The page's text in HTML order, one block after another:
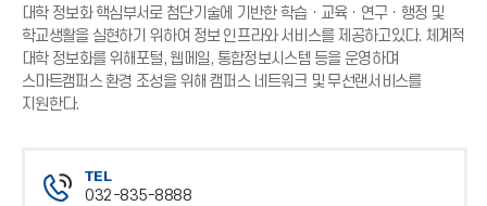
대학 정보화 핵심부서로 첨단기술에 기반한 학습ㆍ교육ㆍ연구ㆍ행정 및
학교생활을 실현하기 위하여 정보 인프라와 서비스를 제공하고있다. 체계적
대학 정보화를 위해포털, 웹메일, 통합정보시스템 등을 운영하며
스마트캠퍼스 환경 조성을 위해 캠퍼스 네트워크 및 무선랜서비스를
지원한다.
TEL
032-835-8888